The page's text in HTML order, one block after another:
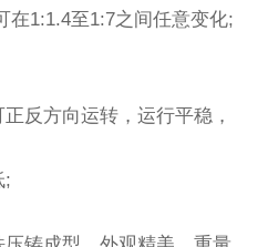
在1:1.4至1:7之间任意变化;
反方向运转，运行平稳，
;